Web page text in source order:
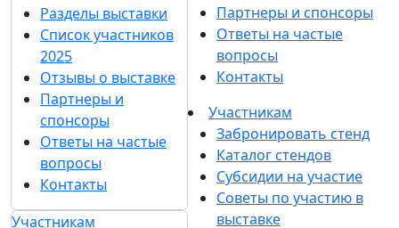
Разделы выставки
Список участников
2025
Отзывы о выставке
Партнеры и
спонсоры
Ответы на частые
вопросы
Контакты
Участникам
Партнеры и спонсоры
Ответы на частые
вопросы
Контакты
Участникам
Забронировать стенд
Каталог стендов
Субсидии на участие
Советы по участию в
выставке